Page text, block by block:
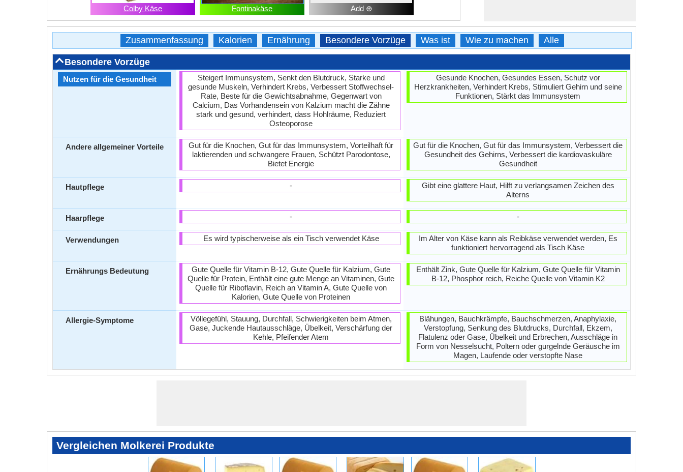
Colby Käse Fontinakäse Add ⊕
Zusammenfassung Kalorien Ernährung Besondere Vorzüge Was ist Wie zu machen Alle
Besondere Vorzüge
Nutzen für die Gesundheit
Andere allgemeiner Vorteile
Hautpflege
Haarpflege
Verwendungen
Ernährungs Bedeutung
Allergie-Symptome
Steigert Immunsystem, Senkt den Blutdruck, Starke und
gesunde Muskeln, Verhindert Krebs, Verbessert Stoffwechsel-
Rate, Beste für die Gewichtsabnahme, Gegenwart von
Calcium, Das Vorhandensein von Kalzium macht die Zähne
stark und gesund, verhindert, dass Hohlräume, Reduziert
Osteoporose
Gut für die Knochen, Gut für das Immunsystem, Vorteilhaft für
laktierenden und schwangere Frauen, Schützt Parodontose,
Bietet Energie
-
-
Es wird typischerweise als ein Tisch verwendet Käse
Gute Quelle für Vitamin B-12, Gute Quelle für Kalzium, Gute
Quelle für Protein, Enthält eine gute Menge an Vitaminen, Gute
Quelle für Riboflavin, Reich an Vitamin A, Gute Quelle von
Kalorien, Gute Quelle von Proteinen
Völlegefühl, Stauung, Durchfall, Schwierigkeiten beim Atmen,
Gase, Juckende Hautausschläge, Übelkeit, Verschärfung der
Kehle, Pfeifender Atem
Gesunde Knochen, Gesundes Essen, Schutz vor
Herzkrankheiten, Verhindert Krebs, Stimuliert Gehirn und seine
Funktionen, Stärkt das Immunsystem
Gut für die Knochen, Gut für das Immunsystem, Verbessert die
Gesundheit des Gehirns, Verbessert die kardiovaskuläre
Gesundheit
Gibt eine glattere Haut, Hilft zu verlangsamen Zeichen des
Alterns
-
Im Alter von Käse kann als Reibkäse verwendet werden, Es
funktioniert hervorragend als Tisch Käse
Enthält Zink, Gute Quelle für Kalzium, Gute Quelle für Vitamin
B-12, Phosphor reich, Reiche Quelle von Vitamin K2
Blähungen, Bauchkrämpfe, Bauchschmerzen, Anaphylaxie,
Verstopfung, Senkung des Blutdrucks, Durchfall, Ekzem,
Flatulenz oder Gase, Übelkeit und Erbrechen, Ausschläge in
Form von Nesselsucht, Poltern oder gurgelnde Geräusche im
Magen, Laufende oder verstopfte Nase
Vergleichen Molkerei Produkte